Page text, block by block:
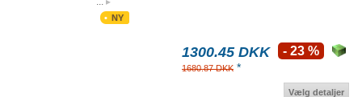
NY
1300.45 DKK
1680.87 DKK *
- 23 %
Vælg detaljer